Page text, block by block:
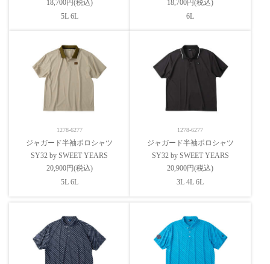
18,700円(税込)
5L 6L
18,700円(税込)
6L
1278-6277
ジャガード半袖ポロシャツ
SY32 by SWEET YEARS
20,900円(税込)
5L 6L
1278-6277
ジャガード半袖ポロシャツ
SY32 by SWEET YEARS
20,900円(税込)
3L 4L 6L